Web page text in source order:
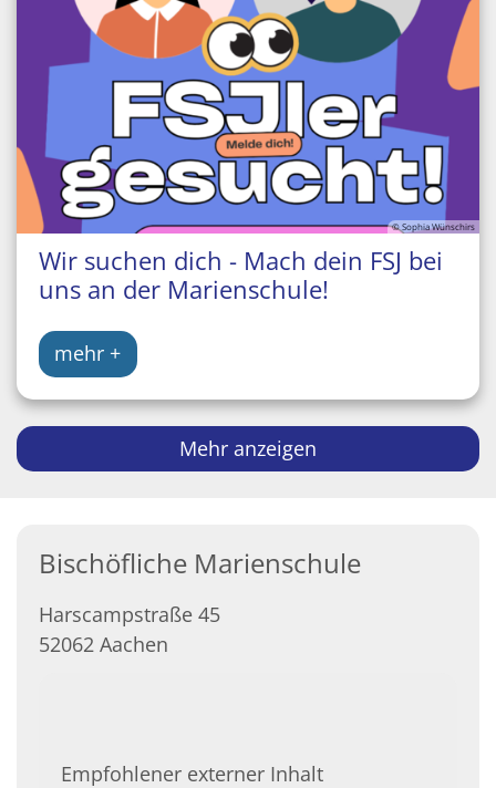
© Sophia Wünschirs
Wir suchen dich - Mach dein FSJ bei
uns an der Marienschule!
mehr +
Mehr anzeigen
Bischöfliche Marienschule
Harscampstraße 45
52062 Aachen
Empfohlener externer Inhalt